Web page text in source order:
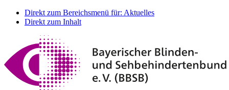
Direkt zum Bereichsmenü für: Aktuelles
Direkt zum Inhalt